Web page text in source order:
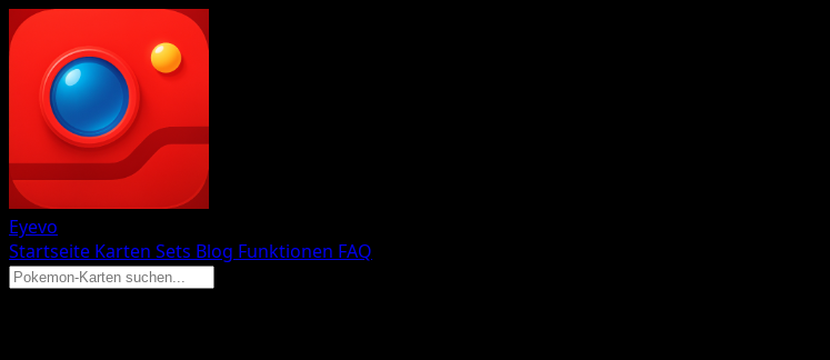
Eyevo
Startseite Karten Sets Blog Funktionen FAQ